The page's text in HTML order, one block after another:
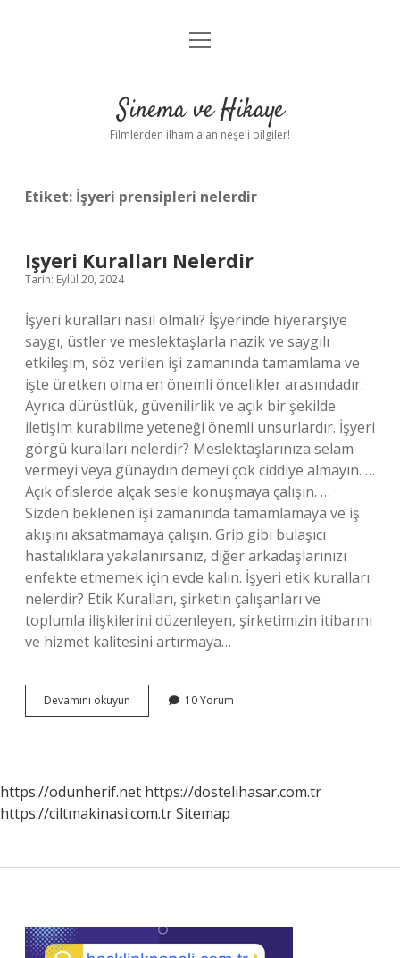
Gizlilik Politikası
Yasal Uyarı
menüyü
Sinema ve Hikaye
Filmlerden ilham alan neşeli bilgiler!
Etiket: İşyeri prensipleri nelerdir
Işyeri Kuralları Nelerdir
Tarih: Eylül 20, 2024
İşyeri kuralları nasıl olmalı? İşyerinde hiyerarşiye
saygı, üstler ve meslektaşlarla nazik ve saygılı
etkileşim, söz verilen işi zamanında tamamlama ve
işte üretken olma en önemli öncelikler arasındadır.
Ayrıca dürüstlük, güvenilirlik ve açık bir şekilde
iletişim kurabilme yeteneği önemli unsurlardır. İşyeri
görgü kuralları nelerdir? Meslektaşlarınıza selam
vermeyi veya günaydın demeyi çok ciddiye almayın. …
Açık ofislerde alçak sesle konuşmaya çalışın. …
Sizden beklenen işi zamanında tamamlamaya ve iş
akışını aksatmamaya çalışın. Grip gibi bulaşıcı
hastalıklara yakalanırsanız, diğer arkadaşlarınızı
enfekte etmemek için evde kalın. İşyeri etik kuralları
nelerdir? Etik Kuralları, şirketin çalışanları ve
toplumla ilişkilerini düzenleyen, şirketimizin itibarını
ve hizmet kalitesini artırmaya…
Devamını okuyun
Kuralları
10 Yorum
https://odunherif.net https://dostelihasar.com.tr
https://ciltmakinasi.com.trSitemap
Sidebar